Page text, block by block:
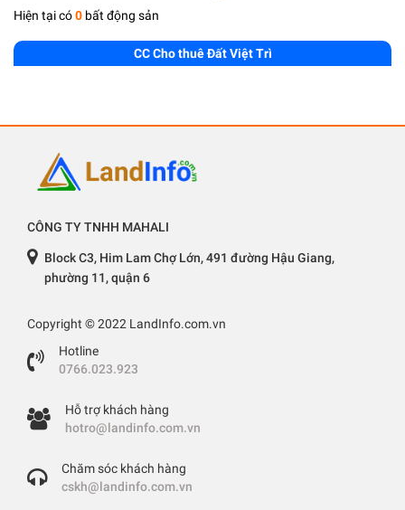
Hiện tại có0 bất động sản
CC Cho thuê Đất Việt Trì
CÔNG TY TNHH MAHALI
Block C3, Him Lam Chợ Lớn, 491 đường Hậu Giang,
phường 11, quận 6
Copyright © 2022 LandInfo.com.vn
Hotline
0766.023.923
Hỗ trợ khách hàng
hotro@landinfo.com.vn
Chăm sóc khách hàng
cskh@landinfo.com.vn